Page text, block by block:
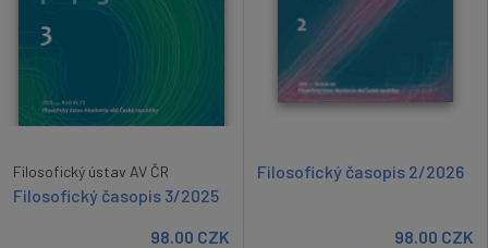
Filosofický ústav AV ČR
Filosofický časopis 3/2025
98.00 CZK
Filosofický časopis 2/2026
98.00 CZK